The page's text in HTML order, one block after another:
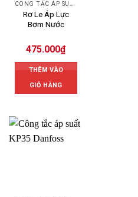
Rơ Le Áp Lực
Bơm Nước
475.000₫
THÊM VÀO
GIỎ HÀNG